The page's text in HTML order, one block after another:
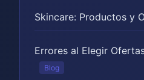
Skincare: Productos y
Errores al Elegir
Blog